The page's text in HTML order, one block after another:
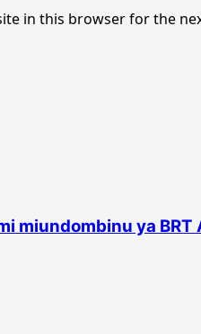
in this browser for the
miundombinu ya BRT